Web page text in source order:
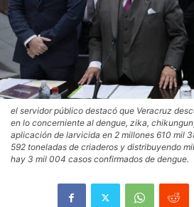
el servidor público destacó que Veracruz
en lo concerniente al dengue, zika,
aplicación de larvicida en 2 millones 610 mil
592 toneladas de criaderos y distribuyendo
hay 3 mil 004 casos confirmados de dengue.